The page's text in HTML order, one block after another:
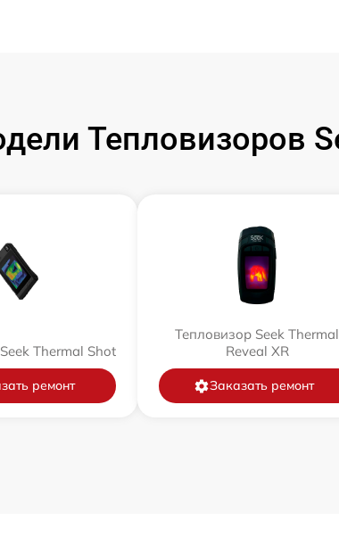
Тепловизоров
Thermal Shot
ремонт
Тепловизор Seek Thermal
Reveal XR
Заказать ремонт